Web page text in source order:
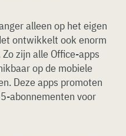
alleen op het eigen
ontwikkelt ook enorm
zijn alle Office-apps
op de mobiele
Deze apps promoten
abonnementen voor